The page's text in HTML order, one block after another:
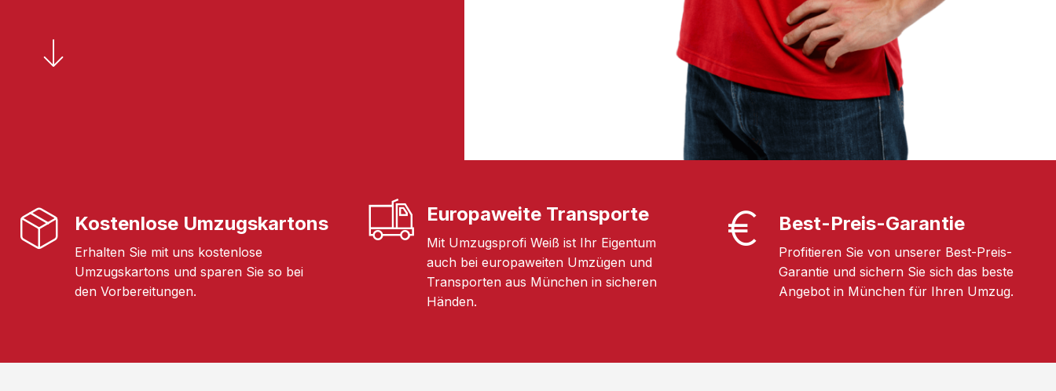
Kostenlose Umzugskartons
Erhalten Sie mit uns kostenlose
Umzugskartons und sparen Sie so bei
den Vorbereitungen.
Europaweite Transporte
Mit Umzugsprofi Weiß ist Ihr Eigentum
auch bei europaweiten Umzügen und
Transporten aus München in sicheren
Händen.
Best-Preis-Garantie
Profitieren Sie von unserer Best-Preis-
Garantie und sichern Sie sich das beste
Angebot in München für Ihren Umzug.